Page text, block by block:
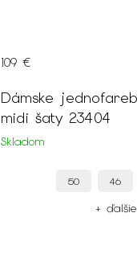
Dámske jednofarebné béžové
midi šaty 23404
Skladom
109 €
50 46
+ ďalšie